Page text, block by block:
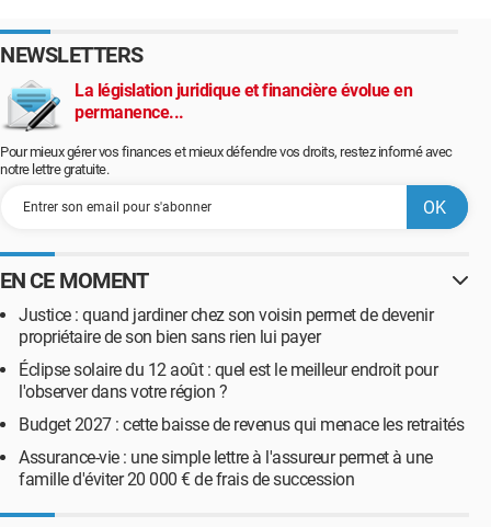
NEWSLETTERS
La législation juridique et financière évolue en
permanence...
Pour mieux gérer vos finances et mieux défendre vos droits, restez informé avec
notre lettre gratuite.
EN CE MOMENT
Justice : quand jardiner chez son voisin permet de devenir
propriétaire de son bien sans rien lui payer
Éclipse solaire du 12 août : quel est le meilleur endroit pour
l'observer dans votre région ?
Budget 2027 : cette baisse de revenus qui menace les retraités
Assurance-vie : une simple lettre à l'assureur permet à une
famille d'éviter 20 000 € de frais de succession